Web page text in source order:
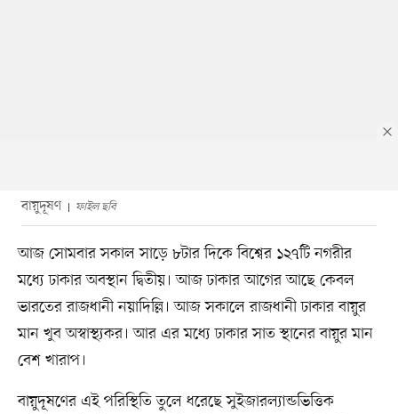
বায়ুদূষণ ফাইল ছবি
আজ সোমবার সকাল সাড়ে ৮টার দিকে বিশ্বের ১২৭টি নগরীর
মধ্যে ঢাকার অবস্থান দ্বিতীয়। আজ ঢাকার আগের আছে কেবল
ভারতের রাজধানী নয়াদিল্লি। আজ সকালে রাজধানী ঢাকার বায়ুর
মান খুব অস্বাস্থ্যকর। আর এর মধ্যে ঢাকার সাত স্থানের বায়ুর মান
বেশ খারাপ।
বায়ুদূষণের এই পরিস্থিতি তুলে ধরেছে সুইজারল্যান্ডভিত্তিক